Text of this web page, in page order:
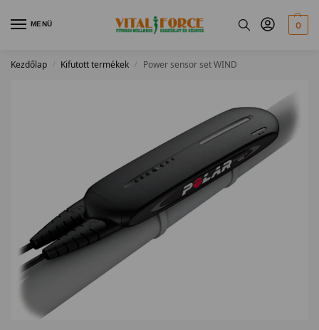
MENÜ 0
Kezdőlap / Kifutott termékek / Power sensor set WIND